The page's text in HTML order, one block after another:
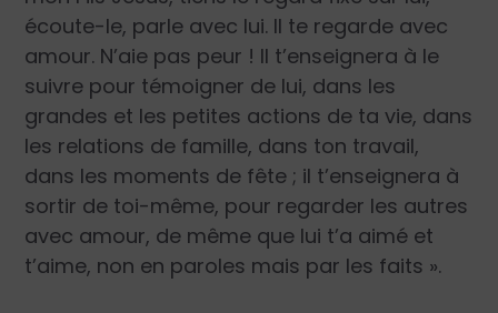
écoute-le, parle avec lui. Il te regarde avec
amour. N’aie pas peur ! Il t’enseignera à le
suivre pour témoigner de lui, dans les
grandes et les petites actions de ta vie, dans
les relations de famille, dans ton travail,
dans les moments de fête ; il t’enseignera à
sortir de toi-même, pour regarder les autres
avec amour, de même que lui t’a aimé et
t’aime, non en paroles mais par les faits ».